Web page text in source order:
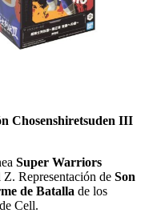
Chosenshiretsuden III
Super Warriors
Representación de Son
de Batalla de los
Cell.